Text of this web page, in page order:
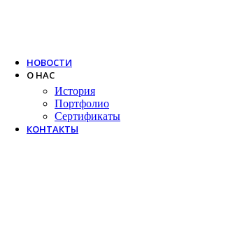
НОВОСТИ
О НАС
История
Портфолио
Сертификаты
КОНТАКТЫ